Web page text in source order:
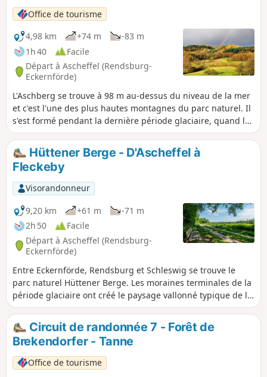
Office de tourisme
4,98 km
+74 m
-83 m
1h 40
Facile
Départ à Ascheffel (Rendsburg-
Eckernförde)
L'Aschberg se trouve à 98 m au-dessus du niveau de la mer
et c'est l'une des plus hautes montagnes du parc naturel. Il
s'est formé pendant la dernière période glaciaire, quand les
langues glaciaires ont empilé les roches érodées pour
former de hautes chaînes de collines. Depuis l'Aschberg, tu
pourras profiter d'une vue unique sur le paysage vallonné,
les lacs et les étangs. Par temps clair, tu pourras même voir
le Wittensee, la Schlei et la mer Baltique.
Hüttener Berge - D'Ascheffel à
Fleckeby
Visorandonneur
9,20 km
+61 m
-71 m
2h 50
Facile
Départ à Ascheffel (Rendsburg-
Eckernförde)
Entre Eckernförde, Rendsburg et Schleswig se trouve le
parc naturel Hüttener Berge. Les moraines terminales de la
période glaciaire ont créé le paysage vallonné typique de la
côte est. Vers les contreforts des moraines terminales, le
paysage se transforme en une structure semblable à une
lande, les dunes intérieures de Sorgwohld. Cette
randonnée traverse les collines de la région, à travers bois,
champs et prairies, jusqu'à la lisière du parc naturel de
Schlei.
Circuit de randonnée 7 - Forêt de
Brekendorfer - Tanne
Office de tourisme